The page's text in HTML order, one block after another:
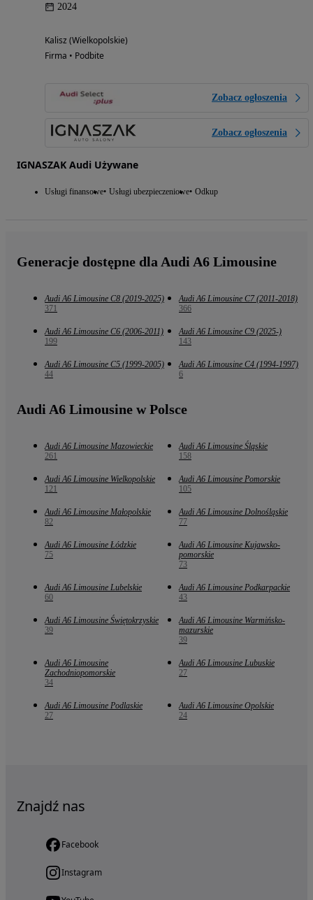
2024
Kalisz (Wielkopolskie)
Firma • Podbite
Zobacz ogłoszenia
Zobacz ogłoszenia
IGNASZAK Audi Używane
Usługi finansowe Usługi ubezpieczeniowe Odkup
Generacje dostępne dla Audi A6 Limousine
Audi A6 Limousine C8 (2019-2025)
371
Audi A6 Limousine C7 (2011-2018)
366
Audi A6 Limousine C6 (2006-2011)
199
Audi A6 Limousine C9 (2025-)
143
Audi A6 Limousine C5 (1999-2005)
44
Audi A6 Limousine C4 (1994-1997)
6
Audi A6 Limousine w Polsce
Audi A6 Limousine Mazowieckie
261
Audi A6 Limousine Śląskie
158
Audi A6 Limousine Wielkopolskie
121
Audi A6 Limousine Pomorskie
105
Audi A6 Limousine Małopolskie
82
Audi A6 Limousine Dolnośląskie
77
Audi A6 Limousine Łódzkie
75
Audi A6 Limousine Kujawsko-
pomorskie
73
Audi A6 Limousine Lubelskie
60
Audi A6 Limousine Podkarpackie
43
Audi A6 Limousine Świętokrzyskie
39
Audi A6 Limousine Warmińsko-
mazurskie
39
Audi A6 Limousine
Zachodniopomorskie
34
Audi A6 Limousine Lubuskie
27
Audi A6 Limousine Podlaskie
27
Audi A6 Limousine Opolskie
24
Znajdź nas
Facebook
Instagram